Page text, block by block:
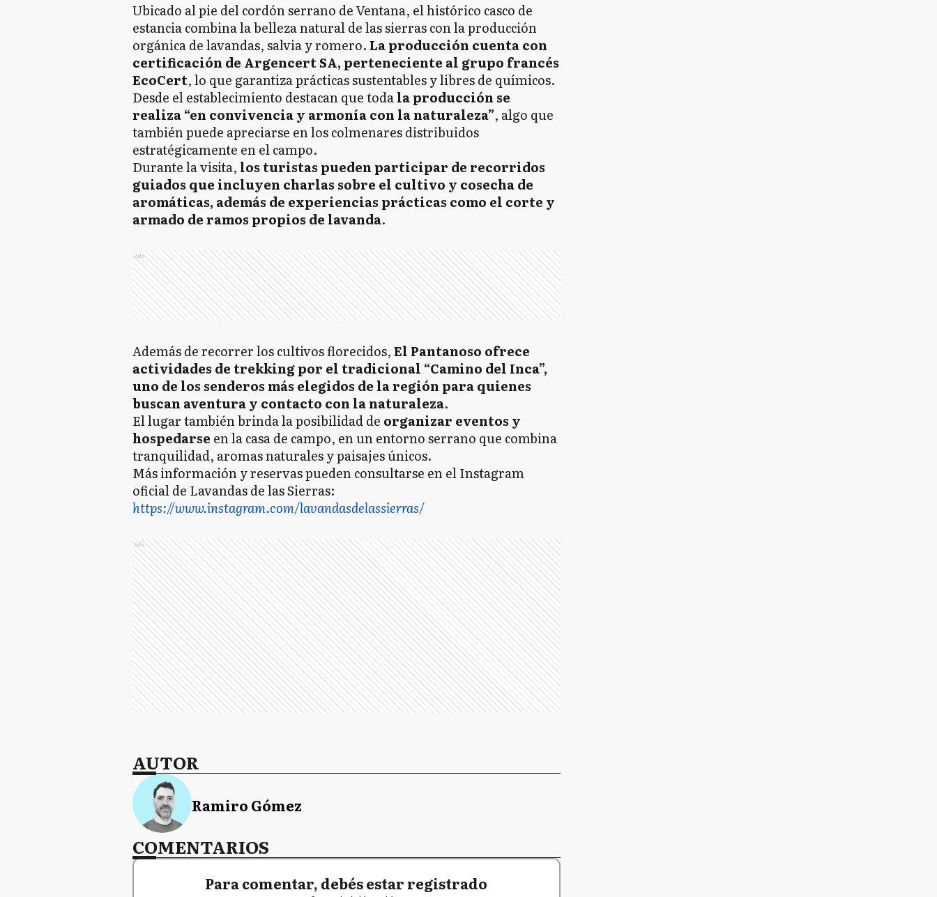
Ubicado al pie del cordón serrano de Ventana, el histórico casco de
estancia combina la belleza natural de las sierras con la producción
orgánica de lavandas, salvia y romero. La producción cuenta con
certificación de Argencert SA, perteneciente al grupo francés
EcoCert, lo que garantiza prácticas sustentables y libres de químicos.
Desde el establecimiento destacan que todala producción se
realiza “en convivencia y armonía con la naturaleza”, algo que
también puede apreciarse en los colmenares distribuidos
estratégicamente en el campo.
Durante la visita, los turistas pueden participar de recorridos
guiados que incluyen charlas sobre el cultivo y cosecha de
aromáticas, además de experiencias prácticas como el corte y
armado de ramos propios de lavanda.
Ads
Además de recorrer los cultivos florecidos,El Pantanoso ofrece
actividades de trekking por el tradicional “Camino del Inca”,
uno de los senderos más elegidos de la región para quienes
buscan aventura y contacto con la naturaleza.
El lugar también brinda la posibilidad de organizar eventos y
hospedarse en la casa de campo, en un entorno serrano que combina
tranquilidad, aromas naturales y paisajes únicos.
Más información y reservas pueden consultarse en el Instagram
oficial de Lavandas de las Sierras:
https://www.instagram.com/lavandasdelassierras/
Ads
AUTOR
Ramiro Gómez
COMENTARIOS
Para comentar, debés estar registrado